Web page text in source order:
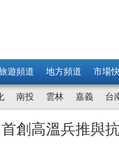
遊頻道 地方頻道 市場
南投 雲林 嘉義 台
創高溫兵推與